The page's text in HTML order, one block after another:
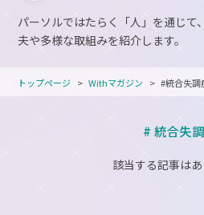
パーソルではたらく「人」を通じて
夫や多様な取組みを紹介します。
トップページ Withマガジン #統合失調
# 統合失
該当する記事は